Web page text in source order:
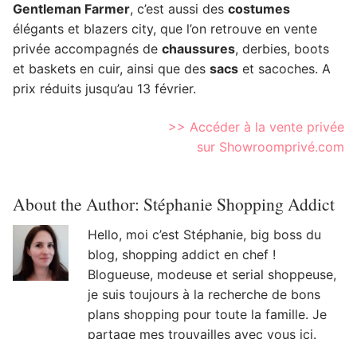
Gentleman Farmer, c’est aussi des costumes
élégants et blazers city, que l’on retrouve en vente
privée accompagnés de chaussures, derbies, boots
et baskets en cuir, ainsi que des sacs et sacoches. A
prix réduits jusqu’au 13 février.
>> Accéder à la vente privée
sur Showroomprivé.com
About the Author: Stéphanie Shopping Addict
Hello, moi c’est Stéphanie, big boss du
blog, shopping addict en chef !
Blogueuse, modeuse et serial shoppeuse,
je suis toujours à la recherche de bons
plans shopping pour toute la famille. Je
partage mes trouvailles avec vous ici.